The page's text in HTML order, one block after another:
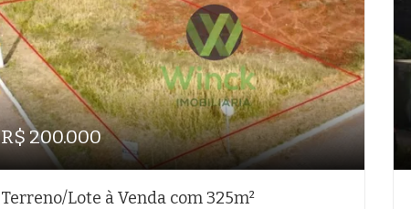
R$ 200.000
Terreno/Lote à Venda com 325m²